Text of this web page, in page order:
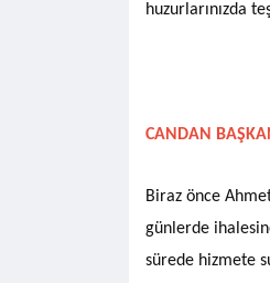
huzurlarınızda
CANDAN
Biraz önce
günlerde
sürede hizmete